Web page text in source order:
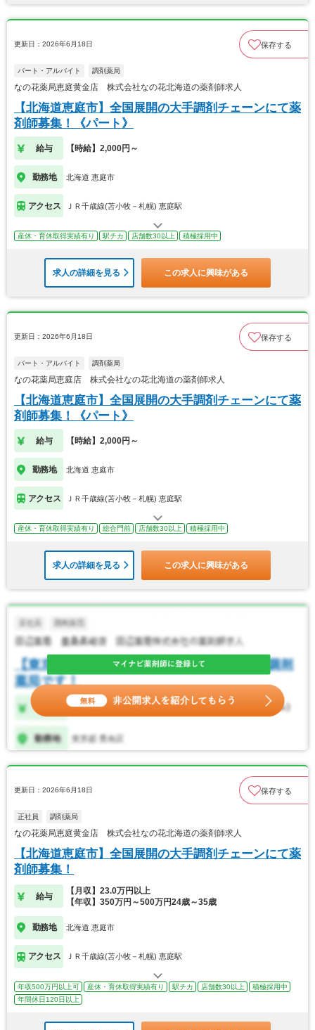
更新日：2026年6月18日 保存する
パート・アルバイト 調剤薬局
なの花薬局恵庭黄金店 株式会社なの花北海道の薬剤師求人
【北海道恵庭市】全国展開の大手調剤チェーンにて薬
剤師募集！《パート》
給与 【時給】2,000円～
勤務地 北海道 恵庭市
アクセス ＪＲ千歳線(苫小牧－札幌) 恵庭駅
産休・育休取得実績有り 駅チカ 店舗数30以上 積極採用中
求人の詳細を見る この求人に興味がある
更新日：2026年6月18日 保存する
パート・アルバイト 調剤薬局
なの花薬局恵庭店 株式会社なの花北海道の薬剤師求人
【北海道恵庭市】全国展開の大手調剤チェーンにて薬
剤師募集！《パート》
給与 【時給】2,000円～
勤務地 北海道 恵庭市
アクセス ＪＲ千歳線(苫小牧－札幌) 恵庭駅
産休・育休取得実績有り 総合門前 店舗数30以上 積極採用中
求人の詳細を見る この求人に興味がある
更新日：2026年6月18日 保存する
正社員 調剤薬局
なの花薬局恵庭黄金店 株式会社なの花北海道の薬剤師求人
【北海道恵庭市】全国展開の大手調剤チェーンにて薬
剤師募集！
給与
【月収】23.0万円以上
【年収】350万円～500万円24歳～35歳
勤務地 北海道 恵庭市
アクセス ＪＲ千歳線(苫小牧－札幌) 恵庭駅
年収500万円以上可 産休・育休取得実績有り 駅チカ 店舗数30以上
積極採用中
年間休日120日以上